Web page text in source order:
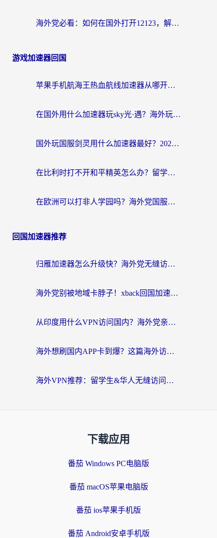
海外党必看：如何在国外打开12123，解决小程序登录难题
游戏加速器回国
苹果手机航海王热血航线加速器从哪开启？海外玩家国服畅玩全攻略
在国外用什么加速器玩sky光·遇？海外玩家国服畅玩终极指南（附魔兽世界狂暴传奇解决方案）
国外玩国服剑灵用什么加速器最好？2026海外玩家亲测指南（附魔兽世界怀旧服精灵之境加速技巧）
在比利时打不开和平精英怎么办？留学生亲测有效的国服游戏加速方案
在欧洲可以打非人学园吗？海外党国服游戏不卡顿的终极指南
回国加速器推荐
归雁加速器怎么升级快？海外党无缝访问国内资源的全攻略（附免费VPN推荐Dcard热门款）
海外党别被地域卡脖子！xback回国加速器选择全攻略，轻松刷剧玩国服
从印度用什么VPN访问国内？海外党亲测的无缝回国上网指南
海外想刷国内APP卡到爆？这篇海外访问国内服务器加速指南帮你解决所有问题
海外VPN推荐：留学生&华人无缝访问国内资源的避坑指南
下载应用
番茄 Windows PC电脑版
番茄 macOS苹果电脑版
番茄 ios苹果手机版
番茄 Android安卓手机版